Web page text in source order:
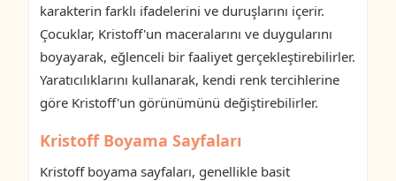
karakterin farklı ifadelerini ve duruşlarını içerir.
Çocuklar, Kristoff'un maceralarını ve duygularını
boyayarak, eğlenceli bir faaliyet gerçekleştirebilirler.
Yaratıcılıklarını kullanarak, kendi renk tercihlerine
göre Kristoff'un görünümünü değiştirebilirler.
Kristoff Boyama Sayfaları
Kristoff boyama sayfaları, genellikle basit